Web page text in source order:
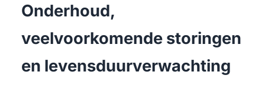
Onderhoud,
veelvoorkomende storingen
en levensduurverwachting